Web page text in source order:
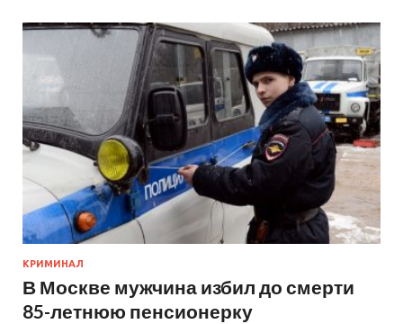
КРИМИНАЛ
В Москве мужчина избил до смерти
85-летнюю пенсионерку